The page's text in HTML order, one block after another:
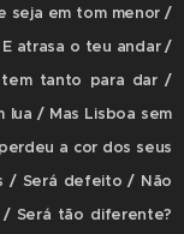
seja em tom menor /
atrasa o teu andar /
tanto para dar /
lua / Mas Lisboa sem
a cor dos seus
/ Será defeito / Não
Será tão diferente?